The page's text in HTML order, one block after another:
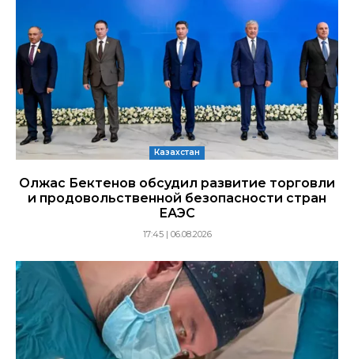
Казахстан
Олжас Бектенов обсудил развитие торговли
и продовольственной безопасности стран
ЕАЭС
17:45 | 06.08.2026